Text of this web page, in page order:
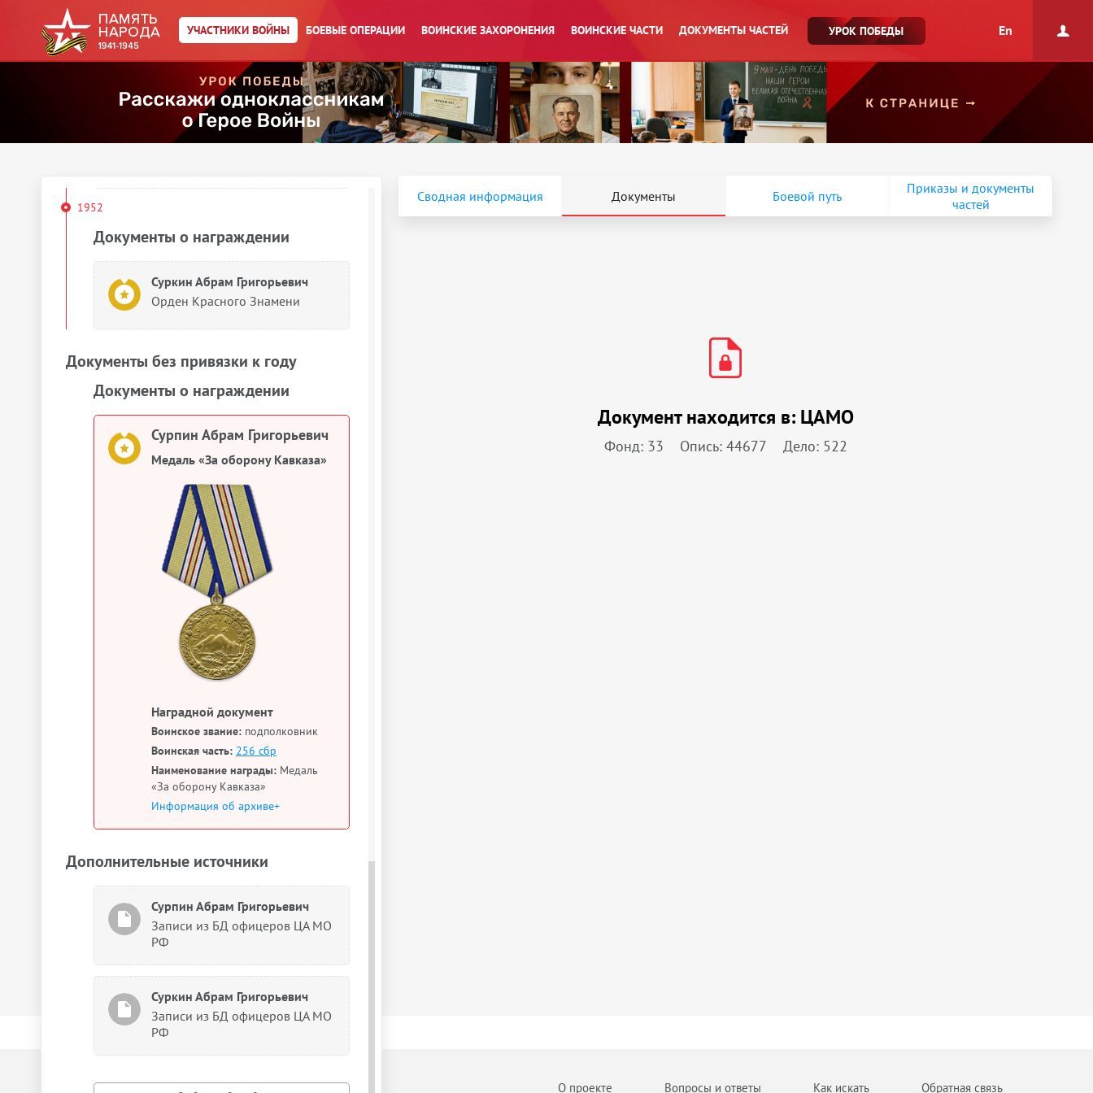
УЧАСТНИКИ ВОЙНЫ БОЕВЫЕ ОПЕРАЦИИ ВОИНСКИЕ ЗАХОРОНЕНИЯ ВОИНСКИЕ ЧАСТИ ДОКУМЕНТЫ ЧАСТЕЙ УРОК ПОБЕДЫ En
степени
1946
Документы о награждении
Суркин Абрам Григорьевич
1952
Документы о награждении
Суркин Абрам Григорьевич
Орден Красного Знамени
Документы без привязки к году
Документы о награждении
Сурпин Абрам Григорьевич
Медаль «За оборону Кавказа»
Наградной документ
Воинское звание: подполковник
Воинская часть: 256 сбр
Наименование награды: Медаль
«За оборону Кавказа»
Информация об архиве+
Дополнительные источники
Сурпин Абрам Григорьевич
Записи из БД офицеров ЦА МО
РФ
Суркин Абрам Григорьевич
Записи из БД офицеров ЦА МО
РФ
Сводная информация Документы Боевой путь
Приказы и документы
частей
Документ находится в: ЦАМО
Фонд: 33 Опись: 44677 Дело: 522
О проекте Вопросы и ответы Как искать Обратная связь